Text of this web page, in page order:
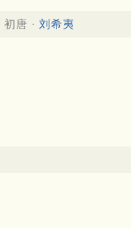
初唐 · 刘希夷